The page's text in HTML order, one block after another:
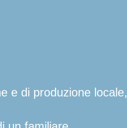
e di produzione locale,